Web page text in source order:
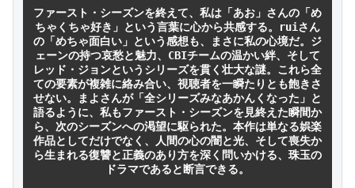
ファースト・シーズンを終えて、私は「あお」さんの「め
ちゃくちゃ好き」という言葉に心から共感する。ruiさん
の「めちゃ面白い」という感想も、まさに私の心境だ。ジ
ェーンの持つ哀愁と魅力、CBIチームの温かい絆、そして
レッド・ジョンというシリーズを貫く壮大な謎。これら全
ての要素が複雑に絡み合い、視聴者を一瞬たりとも飽きさ
せない。まよさんが「全シリーズみなあかんくなった」と
語るように、私もファースト・シーズンを見終えた瞬間か
ら、次のシーズンへの渇望に駆られた。本作は単なる娯楽
作品としてだけでなく、人間の心の闇と光、そして喪失か
ら生まれる復讐と正義のあり方を深く問いかける、珠玉の
ドラマであると断言できる。